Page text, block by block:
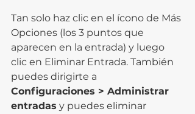
Tan solo haz clic en el ícono de Más
Opciones (los 3 puntos que
aparecen en la entrada) y luego
clic en Eliminar Entrada. También
puedes dirigirte a
Configuraciones > Administrar
entradas y puedes eliminar